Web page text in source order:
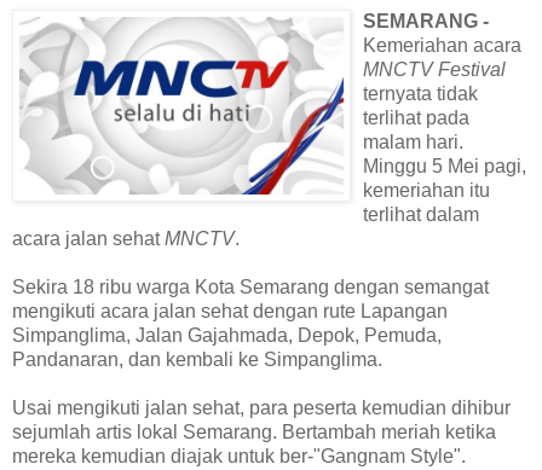
SEMARANG -
Kemeriahan acara
MNCTV Festival
ternyata tidak
terlihat pada
malam hari.
Minggu 5 Mei pagi,
kemeriahan itu
terlihat dalam
acara jalan sehatMNCTV.
Sekira 18 ribu warga Kota Semarang dengan semangat
mengikuti acara jalan sehat dengan rute Lapangan
Simpanglima, Jalan Gajahmada, Depok, Pemuda,
Pandanaran, dan kembali ke Simpanglima.
Usai mengikuti jalan sehat, para peserta kemudian dihibur
sejumlah artis lokal Semarang. Bertambah meriah ketika
mereka kemudian diajak untuk ber-"Gangnam Style".